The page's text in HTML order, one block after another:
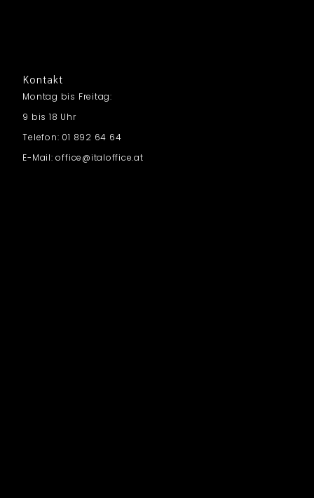
Kontakt
Montag bis Freitag:
9 bis 18 Uhr
Telefon: 01 892 64 64
E-Mail: office@italoffice.at